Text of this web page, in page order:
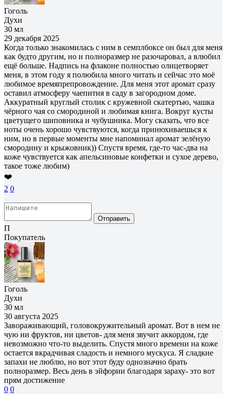
Гоголь
Духи
30 мл
29 декабря 2025
Когда только знакомилась с ним в семплбоксе он был для меня
как будто другим, но и полноразмер не разочаровал, а влюбил
ещё больше. Надпись на флаконе полностью олицетворяет
меня, в этом году я полюбила много читать и сейчас это моё
любимое времяпрепровождение. Для меня этот аромат сразу
оставил атмосферу чаепития в саду в загородном доме.
Аккуратный круглый столик с кружевной скатертью, чашка
чёрного чая со смородиной и любимая книга. Вокруг кусты
цветущего шиповника и чубушника. Могу сказать, что все
ноты очень хорошо чувствуются, когда принюхиваешься к
ним, но в первые моменты мне напоминал аромат зелёную
смородину и крыжовник)) Спустя время, где-то час-два на
коже чувствуется как апельсиновые конфетки и сухое дерево,
такое тоже любим)
❤️
2 0
Отправить
П
Покупатель
Гоголь
Духи
30 мл
30 августа 2025
Завораживающий, головокружительный аромат. Вот в нем не
чую ни фруктов, ни цветов- для меня звучит аккордом, где
невозможно что-то выделить. Спустя много времени на коже
остается вкрадчивая сладость и немного мускуса. Я сладкие
запахи не люблю, но вот этот буду однозначно брать
полноразмер. Весь день в эйфории благодаря зараху- это вот
прям достижение
0 0